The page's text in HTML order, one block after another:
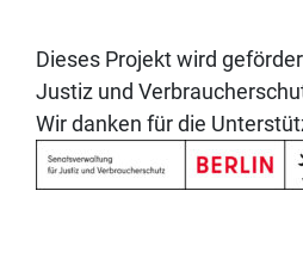
Dieses Projekt wird
Justiz und
Wir danken für die